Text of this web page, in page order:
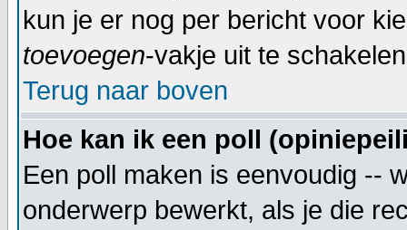
kun je er nog per bericht voor
toevoegen-vakje uit te
Terug naar boven
Hoe kan ik een poll
Een poll maken is eenvoudig --
onderwerp bewerkt, als je die